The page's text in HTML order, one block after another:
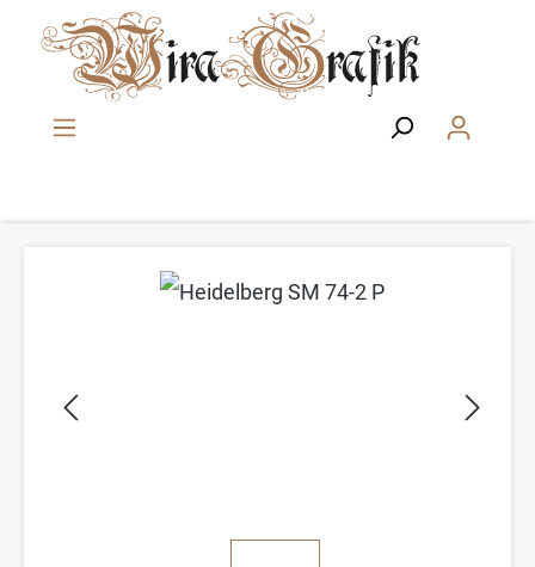
Zum Hauptinhalt springen
Bildergalerie überspringen